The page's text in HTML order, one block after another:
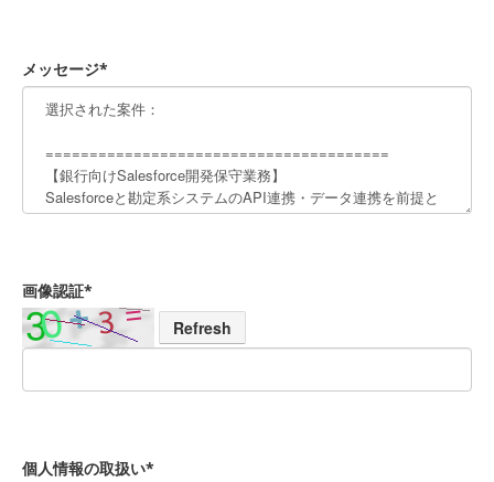
メッセージ*
画像認証*
Refresh
個人情報の取扱い*